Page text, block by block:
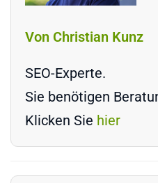
Von Christian Kunz
SEO-Experte.
Sie benötigen
Klicken Sie hier